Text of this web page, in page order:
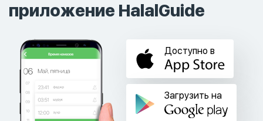
приложение HalalGuide
Доступно в
Загрузить на